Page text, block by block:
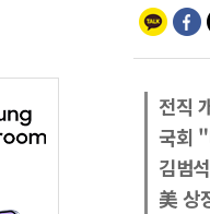
전직
국회
김범
美 상